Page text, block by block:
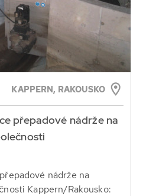
KAPPERN, RAKOUSKO
přepadové nádrže na
nádrže na
Kappern/Rakousko: